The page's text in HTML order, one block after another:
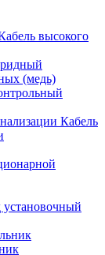
высокого
(медь)
Кабель